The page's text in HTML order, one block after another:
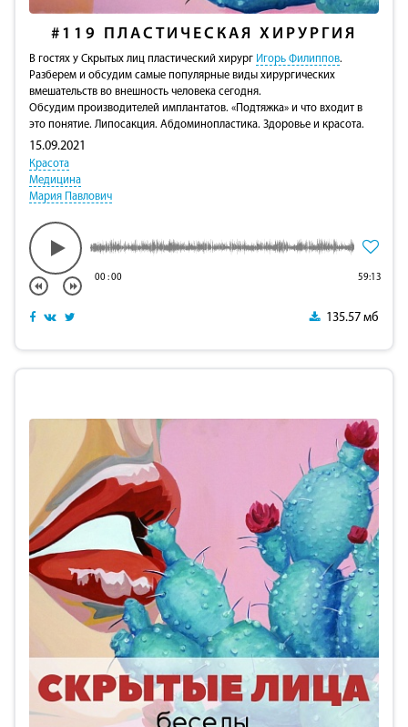
#119 ПЛАСТИЧЕСКАЯ ХИРУРГИЯ
В гостях у Скрытых лиц пластический хирург Игорь Филиппов.
Разберем и обсудим самые популярные виды хирургических
вмешательств во внешность человека сегодня.
Обсудим производителей имплантатов. «Подтяжка» и что входит в
это понятие. Липосакция. Абдоминопластика. Здоровье и красота.
15.09.2021
Красота
Медицина
Мария Павлович
00:00 59:13
135.57 мб